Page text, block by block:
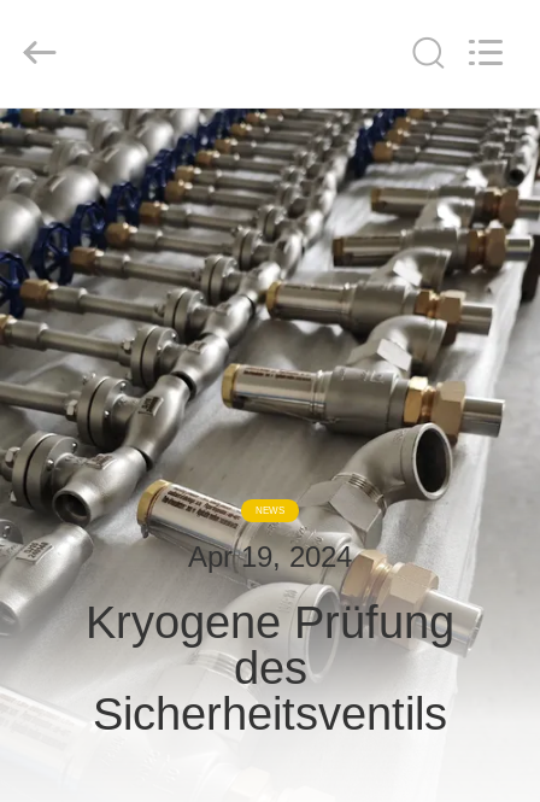
HAUS
PRODUKTE
VIDEOS
ÜBER
UNS
FABRIK-
AUSFLUG
QUALITÄTSKONTROLLE
TRETEN
SIE
Co.,Ltd.
NEWS
Apr 19, 2024
Kryogene Prüfung
des
Sicherheitsventils